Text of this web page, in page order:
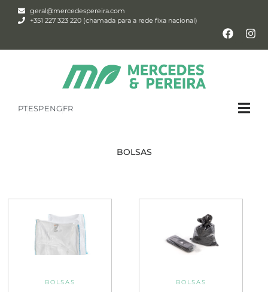
geral@mercedespereira.com
+351 227 323 220 (chamada para a rede fixa nacional)
PTESPENGFR
BOLSAS
BOLSAS BOLSAS